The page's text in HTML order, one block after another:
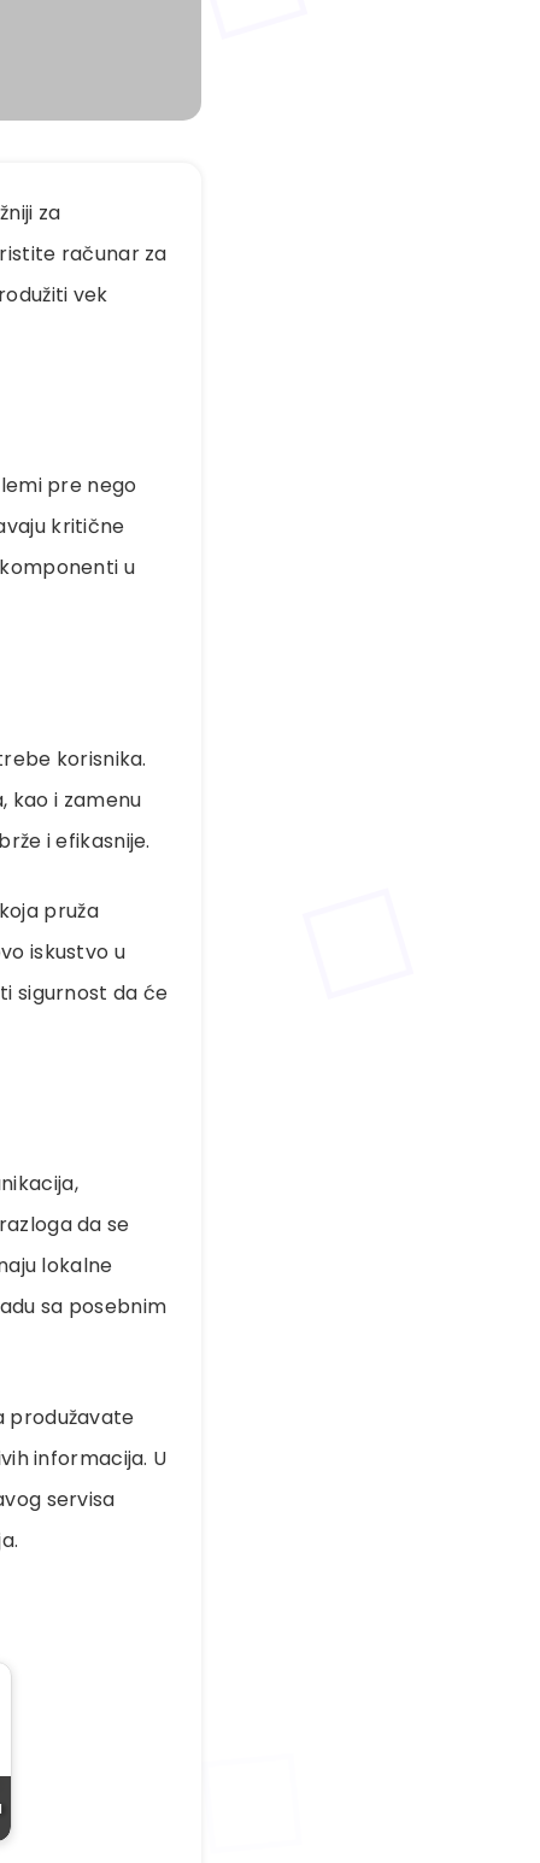
za
računar za
vek
pre nego
kritične
u
korisnika.
kao i zamenu
i efikasnije.
pruža
iskustvo u
sigurnost da će
da se
lokalne
sa posebnim
produžavate
informacija. U
servisa